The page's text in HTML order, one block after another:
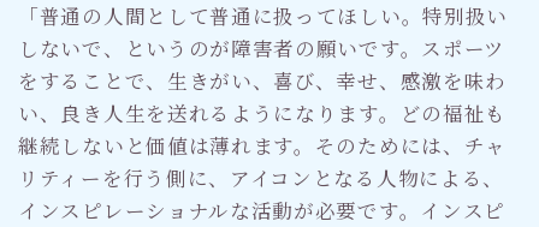
「普通の人間として普通に扱ってほしい。特別扱い
しないで、というのが障害者の願いです。スポーツ
をすることで、生きがい、喜び、幸せ、感激を味わ
い、良き人生を送れるようになります。どの福祉も
継続しないと価値は薄れます。そのためには、チャ
リティーを行う側に、アイコンとなる人物による、
インスピレーショナルな活動が必要です。インスピ